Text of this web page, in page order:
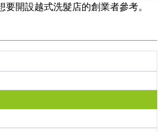
開設越式洗髮店的創業者參考。